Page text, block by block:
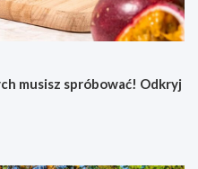
musisz spróbować! Odkryj